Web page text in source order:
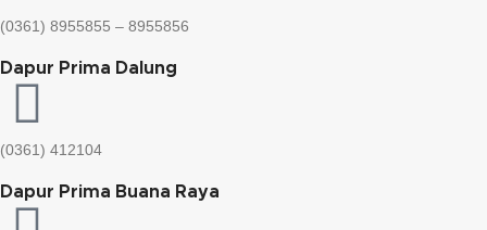
(0361) 8955855 – 8955856​
Dapur Prima Dalung
(0361) 412104
Dapur Prima Buana Raya